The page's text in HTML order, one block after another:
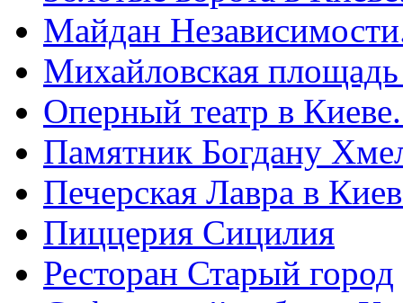
Майдан
Михайловская
Оперный театр в
Памятник Богдану
Печерская Лавра в
Пиццерия Сицилия
Ресторан Старый город